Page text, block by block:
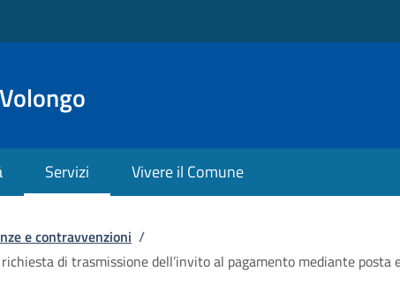
Servizi Vivere il Comune
e contravvenzioni /
di trasmissione dell’invito al pagamento mediante